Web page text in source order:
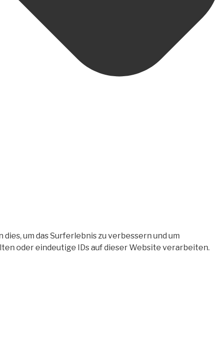
um das Surferlebnis zu verbessern und um
oder eindeutige IDs auf dieser Website verarbeiten.